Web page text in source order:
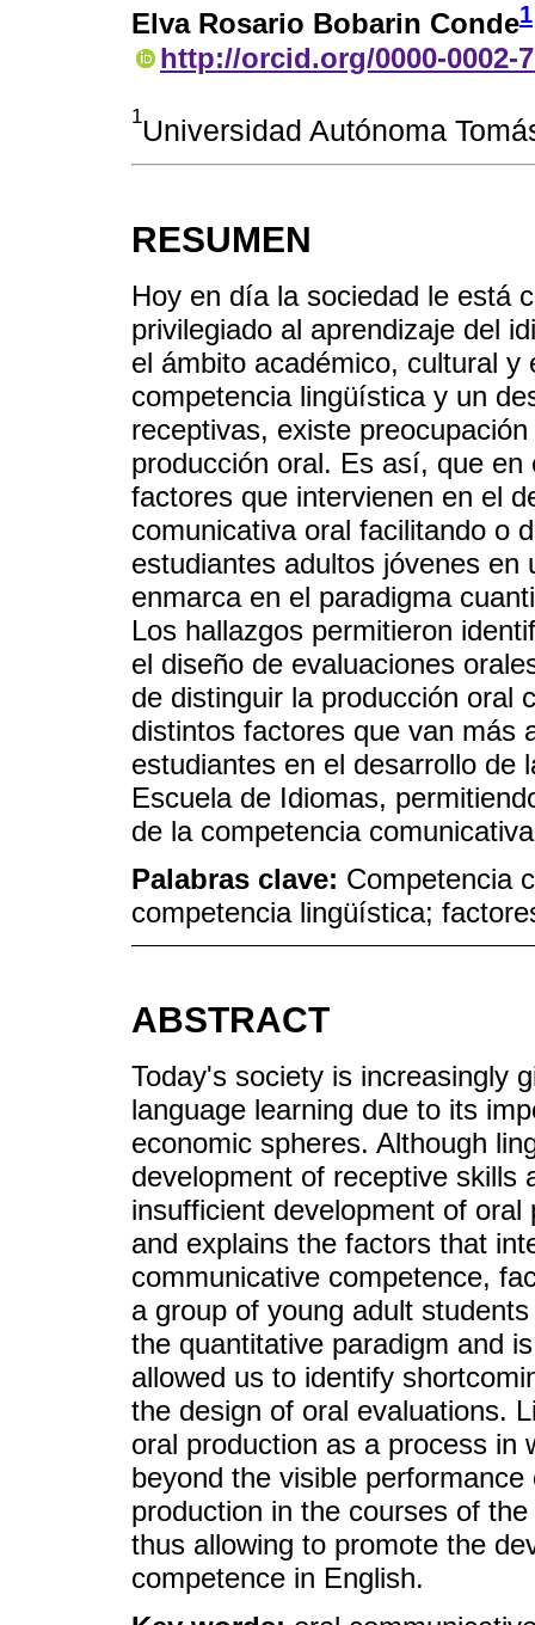
Elva Rosario Bobarin Conde1
http://orcid.org/0000-0002-
1Universidad Autónoma
RESUMEN
Hoy en día la sociedad le está
privilegiado al aprendizaje del
el ámbito académico, cultural
competencia lingüística y un
receptivas, existe
producción oral. Es así, que
factores que intervienen en el
comunicativa oral facilitando o
estudiantes adultos jóvenes
enmarca en el paradigma
Los hallazgos permitieron
el diseño de evaluaciones
de distinguir la producción oral
distintos factores que van más
estudiantes en el desarrollo de
Escuela de Idiomas,
de la competencia
Palabras clave: Competencia
competencia lingüística;
ABSTRACT
Today's society is increasingly
language learning due to its
economic spheres. Although
development of receptive skills
insufficient development of
and explains the factors that
communicative competence,
a group of young adult
the quantitative paradigm and
allowed us to identify
the design of oral evaluations.
oral production as a process in
beyond the visible
production in the courses of
thus allowing to promote the
competence in English.